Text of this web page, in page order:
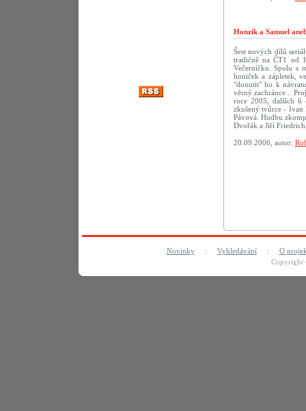
Honzík a Samuel
Šest nových dílů
tradičně na ČT1 od
Večerníčku. Spolu s
honiček a zápletek,
"donutit" ho k
věrný zachránce...
roce 2005, dalších 6
zkušený tvůrce - Ivan
Pávová. Hudbu
Dvořák a Jiří
20.09.2006, autor:
Novinky: Vyhledávání: O
Copyright